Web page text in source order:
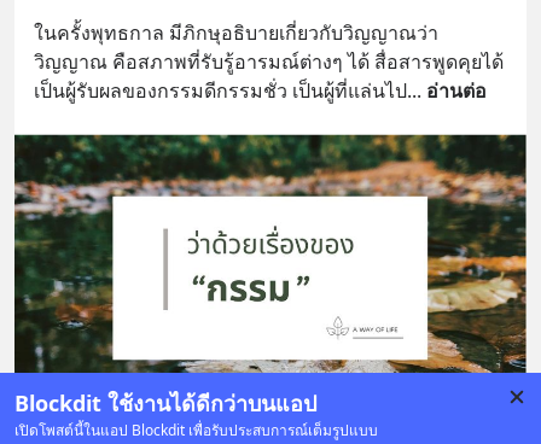
Blockdit ใช้งานได้ดีกว่าบนแอป
เปิดโพสต์นี้ในแอป Blockdit เพื่อรับประสบการณ์เต็มรูปแบบ
ในครั้งพุทธกาล มีภิกษุอธิบายเกี่ยวกับวิญญาณว่า
วิญญาณ คือสภาพที่รับรู้อารมณ์ต่างๆ ได้ สื่อสารพูดคุยได้
เป็นผู้รับผลของกรรมดีกรรมชั่ว เป็นผู้ที่แล่นไป... อ่านต่อ